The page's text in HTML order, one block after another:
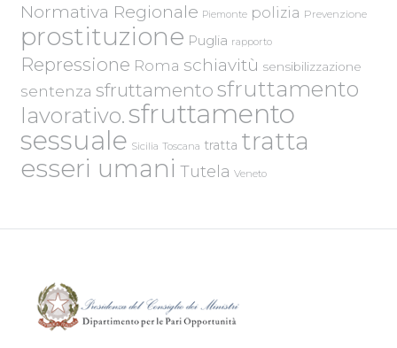
Normativa Regionale Piemonte polizia Prevenzione
prostituzione Puglia rapporto
Repressione Roma schiavitù sensibilizzazione
sentenza sfruttamento sfruttamento
lavorativo.sfruttamento
sessuale Sicilia Toscana tratta tratta
esseri umani Tutela Veneto